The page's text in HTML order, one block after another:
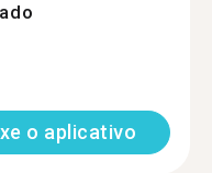
o aplicativo